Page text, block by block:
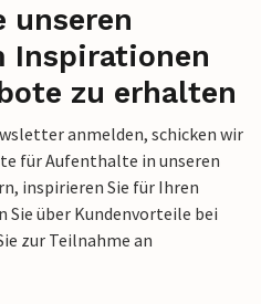
unseren
Inspirationen
zu erhalten
anmelden, schicken wir
für Aufenthalte in unseren
inspirieren Sie für Ihren
über Kundenvorteile bei
zur Teilnahme an